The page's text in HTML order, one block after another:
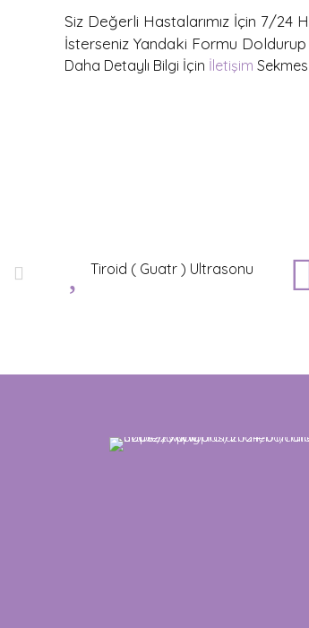
Siz Değerli Hastalarımız İçin 7/24
İsterseniz Yandaki Formu
Daha Detaylı Bilgi İçin İletişim
Damar Ultrasonu
(Doppler Ultrason)